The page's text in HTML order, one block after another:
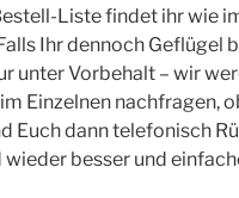
Liste findet ihr wie
Ihr dennoch Geflügel
unter Vorbehalt – wir
Einzelnen nachfragen,
Euch dann telefonisch
besser und